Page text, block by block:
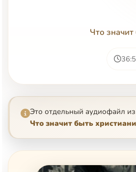
Что
Это отдельный аудиофайл
Что значит быть